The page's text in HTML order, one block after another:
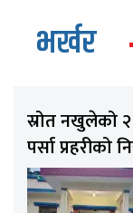
भर्खर
स्रोत नखुलेको
पर्सा प्रहरीको